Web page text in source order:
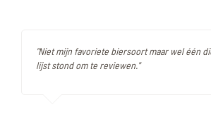
"Niet mijn favoriete biersoort maar wel één
lijst stond om te reviewen."